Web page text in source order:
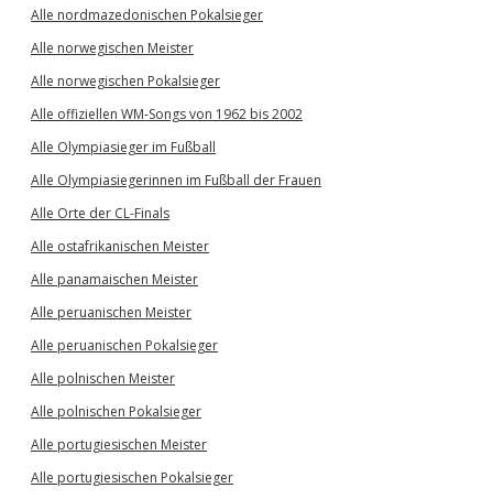
Alle nordmazedonischen Pokalsieger
Alle norwegischen Meister
Alle norwegischen Pokalsieger
Alle offiziellen WM-Songs von 1962 bis 2002
Alle Olympiasieger im Fußball
Alle Olympiasiegerinnen im Fußball der Frauen
Alle Orte der CL-Finals
Alle ostafrikanischen Meister
Alle panamaischen Meister
Alle peruanischen Meister
Alle peruanischen Pokalsieger
Alle polnischen Meister
Alle polnischen Pokalsieger
Alle portugiesischen Meister
Alle portugiesischen Pokalsieger